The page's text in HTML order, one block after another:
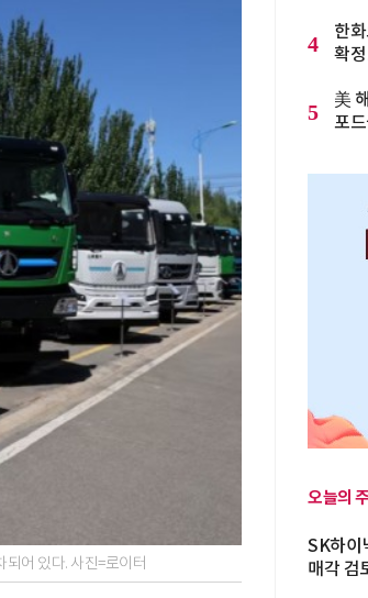
어 있다. 사진=로이터
4
한
확
5
美
포
오늘의
SK하이
매각 검